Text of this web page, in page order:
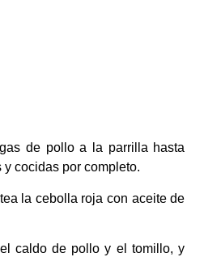
de pollo a la parrilla hasta
cocidas por completo.
la cebolla roja con aceite de
caldo de pollo y el tomillo, y